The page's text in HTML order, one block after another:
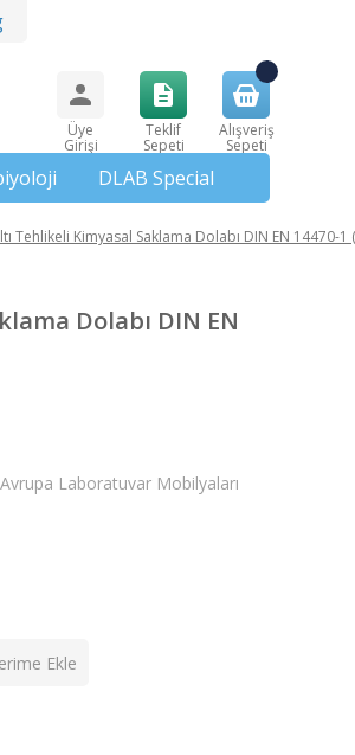
Üye
Girişi
Teklif
Sepeti
Alışveriş
Sepeti
DLAB Special
Tehlikeli Kimyasal Saklama Dolabı DIN EN 14470-1
Dolabı DIN EN
Laboratuvar Mobilyaları